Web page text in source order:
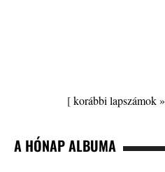
[korábbi lapszámok »
A HÓNAP ALBUMA